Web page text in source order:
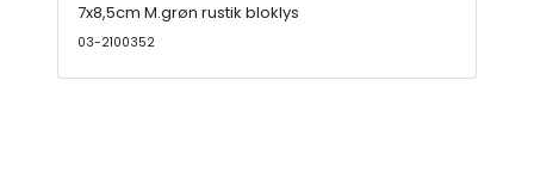
7x8,5cm M.grøn rustik bloklys
03-2100352